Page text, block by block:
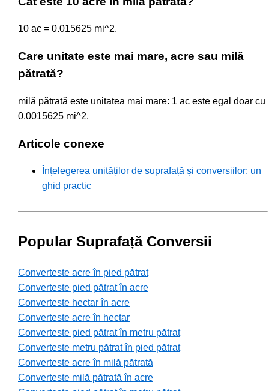
10 ac = 0.015625 mi^2.
Care unitate este mai mare, acre sau milă
pătrată?
milă pătrată este unitatea mai mare: 1 ac este egal doar cu
0.0015625 mi^2.
Articole conexe
Înțelegerea unităților de suprafață și conversiilor: un
ghid practic
Popular Suprafață Conversii
Converteste acre în pied pătrat
Converteste pied pătrat în acre
Converteste hectar în acre
Converteste acre în hectar
Converteste pied pătrat în metru pătrat
Converteste metru pătrat în pied pătrat
Converteste acre în milă pătrată
Converteste milă pătrată în acre